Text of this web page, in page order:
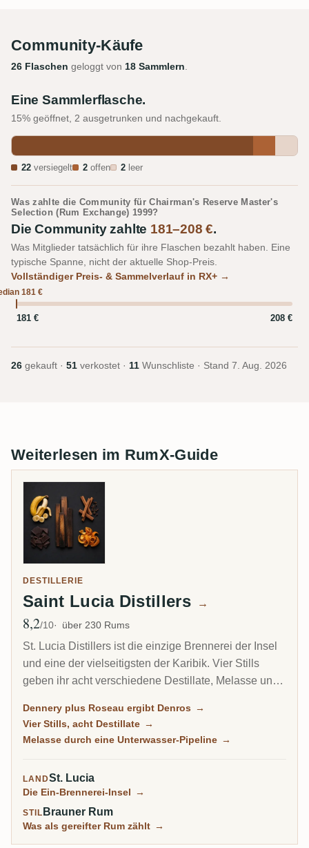
Community-Käufe
26 Flaschen geloggt von 18 Sammlern.
Eine Sammlerflasche.
15% geöffnet, 2 ausgetrunken und nachgekauft.
22 versiegelt 2 offen 2 leer
Was zahlte die Community für Chairman's Reserve Master's
Selection (Rum Exchange) 1999?
Die Community zahlte 181–208 €.
Was Mitglieder tatsächlich für ihre Flaschen bezahlt haben. Eine
typische Spanne, nicht der aktuelle Shop-Preis.
Vollständiger Preis- & Sammelverlauf in RX+ →
181 €
181 € 208 €
26 gekauft · 51 verkostet · 11 Wunschliste · Stand 7. Aug. 2026
Weiterlesen im RumX-Guide
DESTILLERIE
Saint Lucia Distillers →
Ø Bewertung
8,2/10 über 230 Rums
St. Lucia Distillers ist die einzige Brennerei der Insel
und eine der vielseitigsten der Karibik. Vier Stills
geben ihr acht verschiedene Destillate, Melasse und
alles verwandeln, vom bescheidenen Bounty bis zum
Kult-Chairman's-Reserve und dem Super-Premium
derselben Gruppe wie Martiniques J.M und Clement.
Dennery plus Roseau ergibt Denros →
Vier Stills, acht Destillate →
Melasse durch eine Unterwasser-Pipeline →
LANDSt. Lucia
Die Ein-Brennerei-Insel →
STIL Brauner Rum
Was als gereifter Rum zählt →